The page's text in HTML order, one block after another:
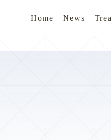
Home News